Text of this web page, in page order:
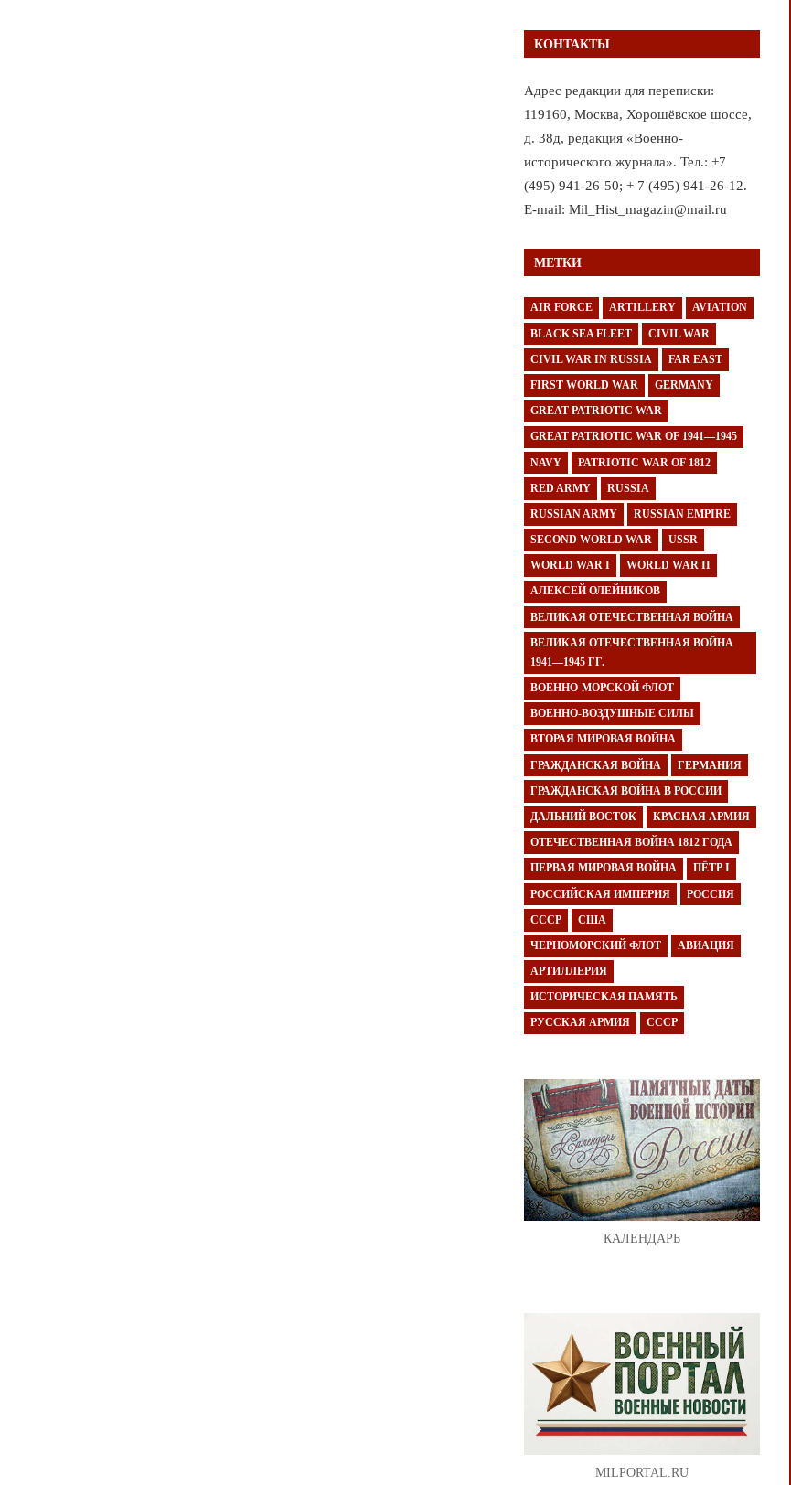
КОНТАКТЫ
Адрес редакции для переписки:
119160, Москва, Хорошёвское шоссе,
д. 38д, редакция «Военно-
исторического журнала». Тел.: +7
(495) 941-26-50; + 7 (495) 941-26-12.
E-mail: Mil_Hist_magazin@mail.ru
МЕТКИ
AIR FORCE ARTILLERY AVIATION
BLACK SEA FLEET CIVIL WAR
CIVIL WAR IN RUSSIA FAR EAST
FIRST WORLD WAR GERMANY
GREAT PATRIOTIC WAR
GREAT PATRIOTIC WAR OF 1941—1945
NAVY PATRIOTIC WAR OF 1812
RED ARMY RUSSIA
RUSSIAN ARMY RUSSIAN EMPIRE
SECOND WORLD WAR USSR
WORLD WAR I WORLD WAR II
АЛЕКСЕЙ ОЛЕЙНИКОВ
ВЕЛИКАЯ ОТЕЧЕСТВЕННАЯ ВОЙНА
ВЕЛИКАЯ ОТЕЧЕСТВЕННАЯ ВОЙНА
1941—1945 ГГ.
ВОЕННО-МОРСКОЙ ФЛОТ
ВОЕННО-ВОЗДУШНЫЕ СИЛЫ
ВТОРАЯ МИРОВАЯ ВОЙНА
ГРАЖДАНСКАЯ ВОЙНА ГЕРМАНИЯ
ГРАЖДАНСКАЯ ВОЙНА В РОССИИ
ДАЛЬНИЙ ВОСТОК КРАСНАЯ АРМИЯ
ОТЕЧЕСТВЕННАЯ ВОЙНА 1812 ГОДА
ПЕРВАЯ МИРОВАЯ ВОЙНА ПЁТР I
РОССИЙСКАЯ ИМПЕРИЯ РОССИЯ
СССР США
ЧЕРНОМОРСКИЙ ФЛОТ АВИАЦИЯ
АРТИЛЛЕРИЯ
ИСТОРИЧЕСКАЯ ПАМЯТЬ
РУССКАЯ АРМИЯ СССР
КАЛЕНДАРЬ
MILPORTAL.RU